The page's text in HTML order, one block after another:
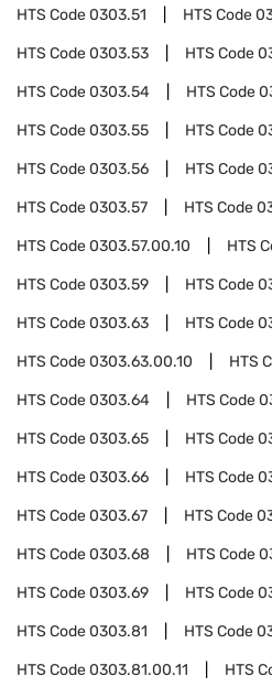
HTS Code0303.51 HTS Code
HTS Code0303.53 HTS Code
HTS Code0303.54 HTS Code
HTS Code0303.55 HTS Code
HTS Code0303.56 HTS Code
HTS Code0303.57 HTS Code
HTS Code0303.57.00.10 HTS
HTS Code0303.59 HTS Code
HTS Code0303.63 HTS Code
HTS Code0303.63.00.10 HTS
HTS Code0303.64 HTS Code
HTS Code0303.65 HTS Code
HTS Code0303.66 HTS Code
HTS Code0303.67 HTS Code
HTS Code0303.68 HTS Code
HTS Code0303.69 HTS Code
HTS Code0303.81 HTS Code
HTS Code0303.81.00.11 HTS